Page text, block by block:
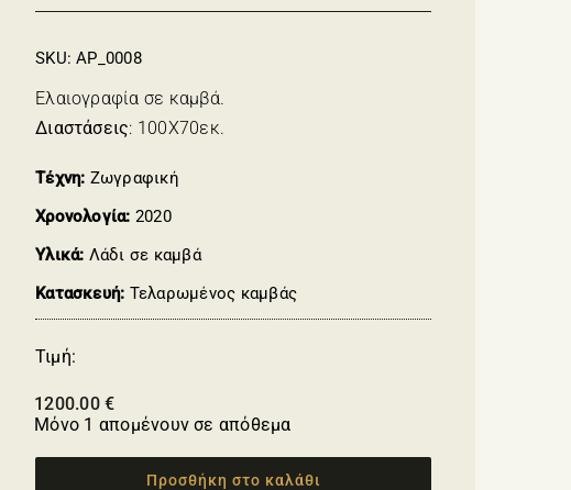
SKU:AP_0008
Ελαιογραφία σε καμβά.
Διαστάσεις: 100Χ70εκ.
Τέχνη: Ζωγραφική
Χρονολογία: 2020
Υλικά: Λάδι σε καμβά
Κατασκευή: Τελαρωμένος καμβάς
Τιμή:
1200.00€
Μόνο 1 απομένουν σε απόθεμα
Προσθήκη στο καλάθι